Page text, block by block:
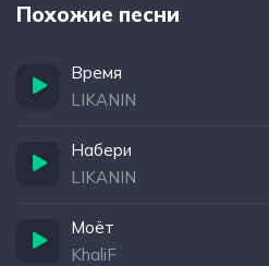
Похожие песни
Время
LIKANIN
Набери
LIKANIN
Моёт
KhaliF